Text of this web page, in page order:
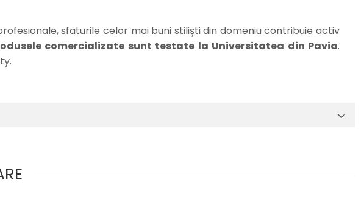
sfaturile celor mai buni stiliști din domeniu contribuie activ
comercializate sunt testate la Universitatea din Pavia.